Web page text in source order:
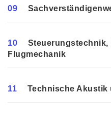
09
10
Steuerungstechnik,
Flugmechanik
11 Technische Akustik